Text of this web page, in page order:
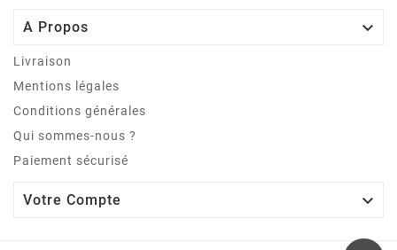
A Propos 
Livraison
Mentions légales
Conditions générales
Qui sommes-nous ?
Paiement sécurisé
Votre Compte 